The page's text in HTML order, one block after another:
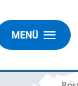
MENÜ